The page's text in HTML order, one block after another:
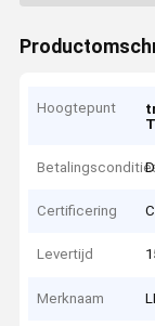
Hoogtepunt
Certificering
Levertijd
Merknaam